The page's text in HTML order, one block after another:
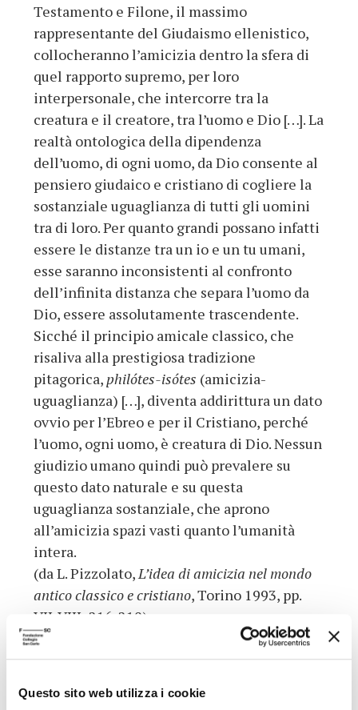
Questo sito web utilizza i cookie
Testamento e Filone, il massimo
rappresentante del Giudaismo ellenistico,
collocheranno l’amicizia dentro la sfera di
quel rapporto supremo, per loro
interpersonale, che intercorre tra la
creatura e il creatore, tra l’uomo e Dio […]. La
realtà ontologica della dipendenza
dell’uomo, di ogni uomo, da Dio consente al
pensiero giudaico e cristiano di cogliere la
sostanziale uguaglianza di tutti gli uomini
tra di loro. Per quanto grandi possano infatti
essere le distanze tra un io e un tu umani,
esse saranno inconsistenti al confronto
dell’infinita distanza che separa l’uomo da
Dio, essere assolutamente trascendente.
Sicché il principio amicale classico, che
risaliva alla prestigiosa tradizione
pitagorica, philótes-isótes (amicizia-
uguaglianza) […], diventa addirittura un dato
ovvio per l’Ebreo e per il Cristiano, perché
l’uomo, ogni uomo, è creatura di Dio. Nessun
giudizio umano quindi può prevalere su
questo dato naturale e su questa
uguaglianza sostanziale, che aprono
all’amicizia spazi vasti quanto l’umanità
intera.
(da L. Pizzolato,L’idea di amicizia nel mondo
antico classico e cristiano, Torino 1993, pp.
VII-VIII; 216-219)
Riferimenti Bibliografici
- Agostino,Confessioni, Milano 1990.*